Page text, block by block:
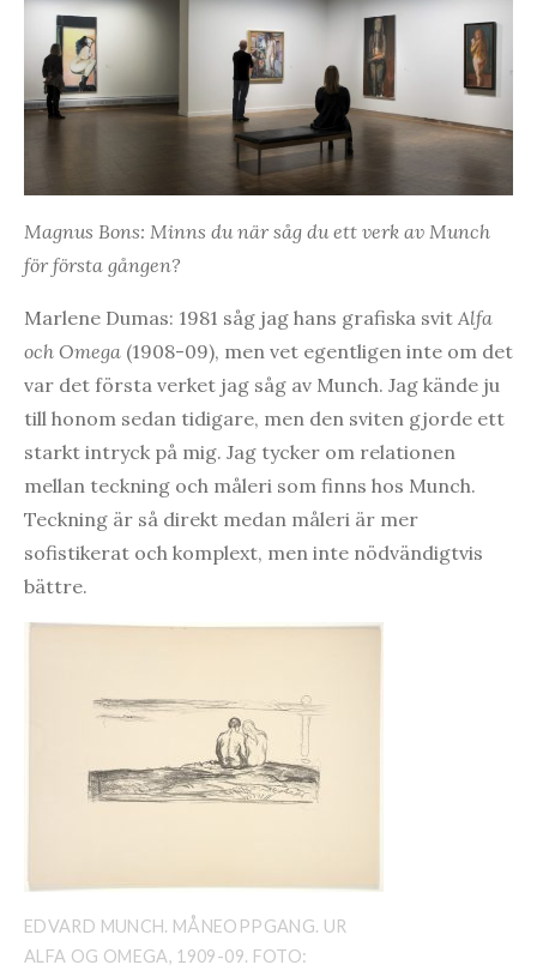
Magnus Bons: Minns du när såg du ett verk av Munch
för första gången?
Marlene Dumas: 1981 såg jag hans grafiska svit Alfa
och Omega (1908-09), men vet egentligen inte om det
var det första verket jag såg av Munch. Jag kände ju
till honom sedan tidigare, men den sviten gjorde ett
starkt intryck på mig. Jag tycker om relationen
mellan teckning och måleri som finns hos Munch.
Teckning är så direkt medan måleri är mer
sofistikerat och komplext, men inte nödvändigtvis
bättre.
EDVARD MUNCH. MÅNEOPPGANG. UR
ALFA OG OMEGA, 1909-09. FOTO: